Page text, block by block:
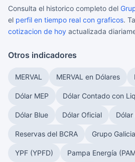
Consulta el historico completo del
el perfil en tiempo real con graficos.
cotizacion de hoy actualizada
Otros indicadores
MERVAL MERVAL en Dólares
Dólar MEP Dólar Contado con
Dólar Blue Dólar Oficial
Reservas del BCRA Grupo
YPF (YPFD) Pampa Energía